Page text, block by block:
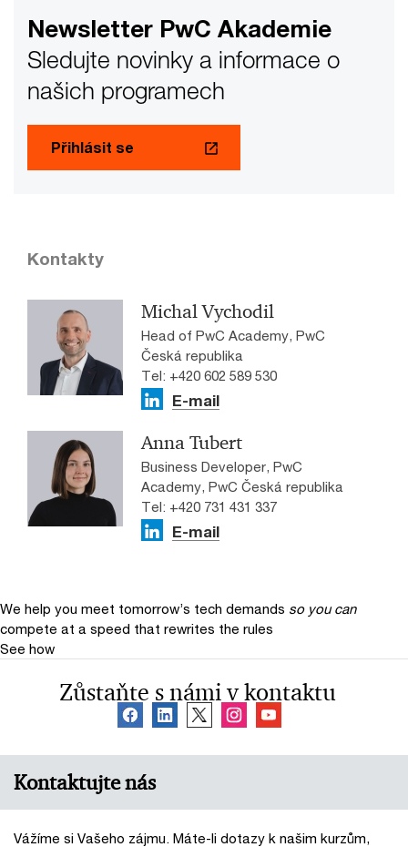
Newsletter PwC Akademie
Sledujte novinky a informace o
našich programech
Přihlásit se
Kontakty
Michal Vychodil
Head of PwC Academy, PwC
Česká republika
Tel: +420 602 589 530
E-mail
Anna Tubert
Business Developer, PwC
Academy, PwC Česká republika
Tel: +420 731 431 337
E-mail
We help you meet tomorrow’s tech demands so you can
compete at a speed that rewrites the rules
See how
Zůstaňte s námi v kontaktu
Kontaktujte nás
Vážíme si Vašeho zájmu. Máte-li dotazy k našim kurzům,